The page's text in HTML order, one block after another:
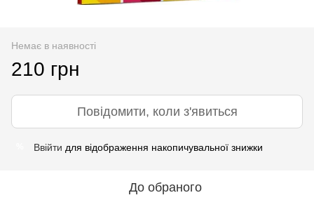
Немає в наявності
210 грн
Повідомити, коли з'явиться
Ввійти для відображення накопичувальної знижки
До обраного